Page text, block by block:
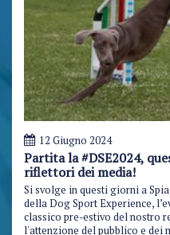
12 Giugno 2024
Partita la #DSE2024,
riflettori dei media!
Si svolge in questi giorni a
della Dog Sport Experience,
classico pre-estivo del nostro
l'attenzione del pubblico e dei